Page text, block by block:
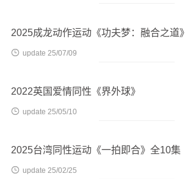
2025成龙动作运动《功夫梦：融合之道》
 update 25/07/09
2022英国爱情同性《界外球》
 update 25/05/10
2025台湾同性运动《一拍即合》全10集
 update 25/02/25